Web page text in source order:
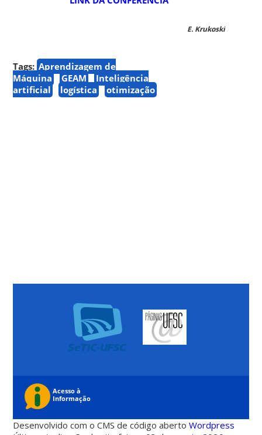
E. Krukoski
Tags: Aprendizagem de
Máquina
GEAM
Inteligência
artificial
logística otimização
Desenvolvido com o CMS de código abertoWordpress